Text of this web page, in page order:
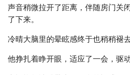
声音稍微拉开了距离，伴随房门关
了下来。
冷晴大脑里的晕眩感终于也稍稍褪去
他挣扎着睁开眼，适应了一会，驱